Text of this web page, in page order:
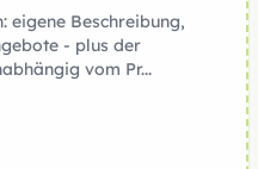
eigene Beschreibung,
- plus der
vom Pr...